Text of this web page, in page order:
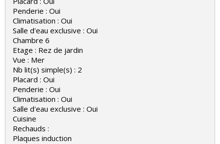
Penderie : Oui
Climatisation : Oui
Salle d'eau exclusive : Oui
Chambre 6
Etage : Rez de jardin
Vue : Mer
Nb lit(s) simple(s) : 2
Placard : Oui
Penderie : Oui
Climatisation : Oui
Salle d'eau exclusive : Oui
Cuisine
Rechauds :
Plaques induction